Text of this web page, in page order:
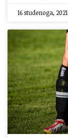
16 studenoga, 2021